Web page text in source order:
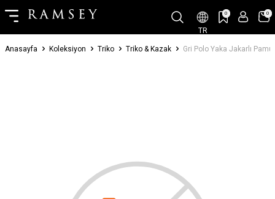
TR
0 0
Anasayfa Koleksiyon Triko Triko & Kazak Gri Polo Yaka Jakarlı